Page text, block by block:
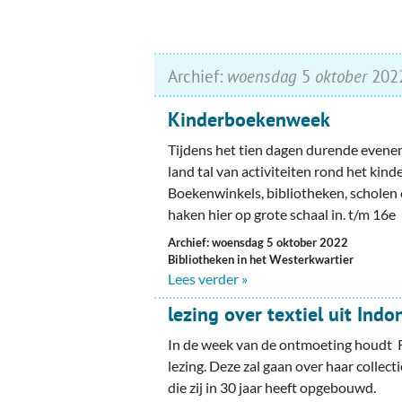
Archief: woensdag 5 oktober
Kinderboekenweek
Tijdens het tien dagen durende
land tal van activiteiten rond het
Boekenwinkels, bibliotheken,
haken hier op grote schaal in. t/m 16e
Archief: woensdag 5 oktober 2022
Bibliotheken in het Westerkwartier
Lees verder »
lezing over textiel uit
In de week van de ontmoeting houdt
lezing. Deze zal gaan over haar
die zij in 30 jaar heeft opgebouwd.